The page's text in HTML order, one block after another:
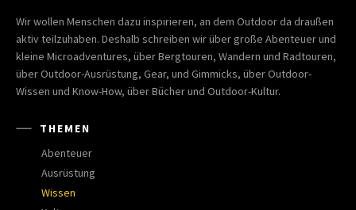
Wir wollen Menschen dazu inspirieren, an dem Outdoor da draußen
aktiv teilzuhaben. Deshalb schreiben wir über große Abenteuer und
kleine Microadventures, über Bergtouren, Wandern und Radtouren,
über Outdoor-Ausrüstung, Gear, und Gimmicks, über Outdoor-
Wissen und Know-How, über Bücher und Outdoor-Kultur.
THEMEN
Abenteuer
Ausrüstung
Wissen